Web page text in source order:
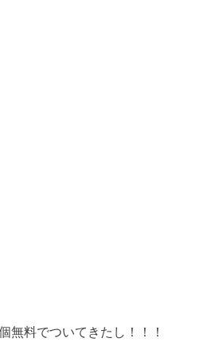
無料でついてきたし！！！